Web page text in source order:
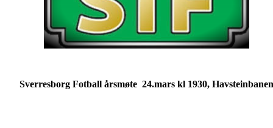
Sverresborg Fotball årsmøte 24.mars kl 1930, Havsteinbanen